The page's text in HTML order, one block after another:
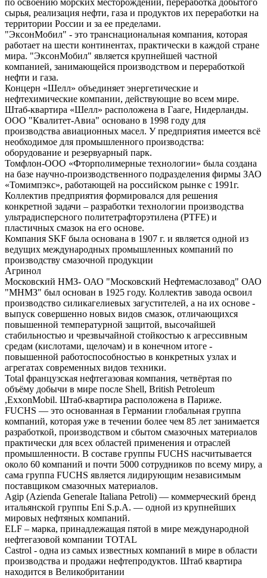
по освоению морских месторождений, переработка добытого
сырья, реализация нефти, газа и продуктов их переработки на
территории России и за ее пределами.
"ЭксонМобил" - это транснациональная компания, которая
работает на шести континентах, практически в каждой стране
мира. "ЭксонМобил" является крупнейшей частной
компанией, занимающейся производством и переработкой
нефти и газа.
Концерн «Шелл» объединяет энергетические и
нефтехимические компании, действующие во всем мире.
Штаб-квартира «Шелл» расположена в Гааге, Нидерланды.
ООО "Квалитет-Авиа" основано в 1998 году для
производства авиационных масел. У предприятия имеется всё
необходимое для промышленного производства:
оборудование и резервуарный парк.
Томфлон-ООО «Фторполимерные технологии» была создана
на базе научно-производственного подразделения фирмы ЗАО
«Томимпэкс», работающей на российском рынке с 1991г.
Коллектив предприятия формировался для решения
конкретной задачи – разработки технологии производства
ультрадисперсного политетрафторэтилена (PTFE) и
пластичных смазок на его основе.
Компания SKF была основана в 1907 г. и является одной из
ведущих международных промышленных компаний по
производству смазочной продукции
Агринол
Московский НМЗ- ОАО "Московский Нефтемаслозавод" ОАО
"МНМЗ" был основан в 1925 году. Коллектив завода освоил
производство силикагелиевых загустителей, а на их основе -
выпуск совершенно новых видов смазок, отличающихся
повышенной температурной защитой, высочайшей
стабильностью и чрезвычайной стойкостью к агрессивным
средам (кислотами, щелочам) и в конечном итоге -
повышенной работоспособностью в конкретных узлах и
агрегатах современных видов техники.
Total французская нефтегазовая компания, четвёртая по
объёму добычи в мире после Shell, British Petroleum
,ExxonMobil. Штаб-квартира расположена в Париже.
FUCHS — это основанная в Германии глобальная группа
компаний, которая уже в течении более чем 85 лет занимается
разработкой, производством и сбытом смазочных материалов
практически для всех областей применения и отраслей
промышленности. В составе группы FUCHS насчитывается
около 60 компаний и почти 5000 сотрудников по всему миру, а
сама группа FUCHS является лидирующим независимым
поставщиком смазочных материалов.
Agip (Azienda Generale Italiana Petroli) — коммерческий бренд
итальянской группы Eni S.p.A. — одной из крупнейших
мировых нефтяных компаний.
ELF – марка, принадлежащая пятой в мире международной
нефтегазовой компании TOTAL
Castrol - одна из самых известных компаний в мире в области
производства и продажи нефтепродуктов. Штаб квартира
находится в Великобритании